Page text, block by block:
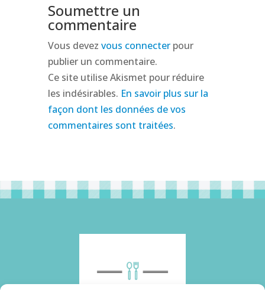
Soumettre un
commentaire
Vous devez vous connecterpour
publier un commentaire.
Ce site utilise Akismet pour réduire
les indésirables. En savoir plus sur la
façon dont les données de vos
commentaires sont traitées.